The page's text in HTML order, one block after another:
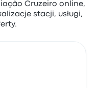
Cruzeiro online,
stacji, usługi,